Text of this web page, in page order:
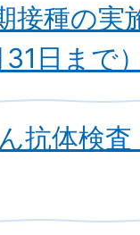
接種の実
日まで
抗体検